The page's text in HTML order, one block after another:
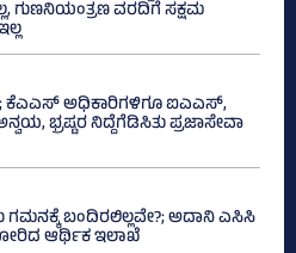
ಗುಣನಿಯಂತ್ರಣ ವರದಿಗೆ ಸಕ್ಷಮ
ಕೆಎಎಸ್ ಅಧಿಕಾರಿಗಳಿಗೂ ಐಎಎಸ್‌,
ಭ್ರಷ್ಟರ ನಿದ್ದೆಗೆಡಿಸಿತು ಪ್ರಜಾಸೇವಾ
ಗಮನಕ್ಕೆ ಬಂದಿರಲಿಲ್ಲವೇ?; ಅದಾನಿ ಎಸಿಸಿ
ಆರ್ಥಿಕ ಇಲಾಖೆ